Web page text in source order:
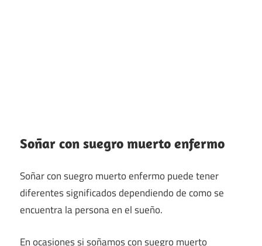
Soñar con suegro muerto enfermo
Soñar con suegro muerto enfermo puede tener
diferentes significados dependiendo de como se
encuentra la persona en el sueño.
En ocasiones si soñamos con suegro muerto